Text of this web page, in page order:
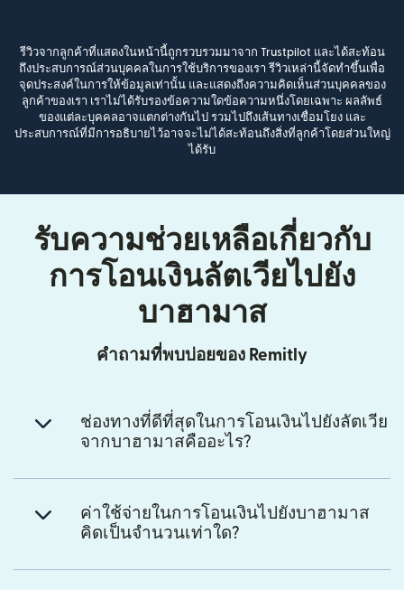
รีวิวจากลูกค้าที่แสดงในหน้านี้ถูกรวบรวมมาจาก Trustpilot และได้สะท้อน
ถึงประสบการณ์ส่วนบุคคลในการใช้บริการของเรา รีวิวเหล่านี้จัดทำขึ้นเพื่อ
จุดประสงค์ในการให้ข้อมูลเท่านั้น และแสดงถึงความคิดเห็นส่วนบุคคลของ
ลูกค้าของเรา เราไม่ได้รับรองข้อความใดข้อความหนึ่งโดยเฉพาะ ผลลัพธ์
ของแต่ละบุคคลอาจแตกต่างกันไป รวมไปถึงเส้นทางเชื่อมโยง และ
ประสบการณ์ที่มีการอธิบายไว้อาจจะไม่ได้สะท้อนถึงสิ่งที่ลูกค้าโดยส่วนใหญ่
ได้รับ
รับความช่วยเหลือเกี่ยวกับ
การโอนเงินลัตเวียไปยัง
บาฮามาส
คำถามที่พบบ่อยของ Remitly
ช่องทางที่ดีที่สุดในการโอนเงินไปยังลัตเวีย
จากบาฮามาสคืออะไร?
ค่าใช้จ่ายในการโอนเงินไปยังบาฮามาส
คิดเป็นจำนวนเท่าใด?